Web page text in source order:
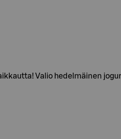
Valio hedelmäinen